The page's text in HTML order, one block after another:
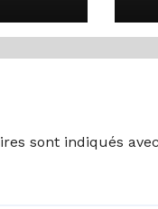
sont indiqués avec